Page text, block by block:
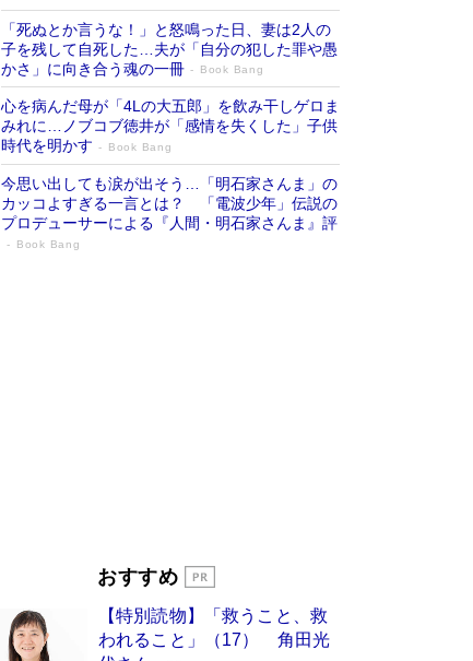
「死ぬとか言うな！」と怒鳴った日、妻は2人の
子を残して自死した…夫が「自分の犯した罪や愚
かさ」に向き合う魂の一冊
Book Bang
心を病んだ母が「4Lの大五郎」を飲み干しゲロま
みれに…ノブコブ徳井が「感情を失くした」子供
時代を明かす
Book Bang
今思い出しても涙が出そう…「明石家さんま」の
カッコよすぎる一言とは？ 「電波少年」伝説の
プロデューサーによる『人間・明石家さんま』評
Book Bang
転 上司の“意外な一言”から生まれた「雑談のテ
皇室はなぜ世界から尊敬されているのか？ 「天
皇陛下はお元気でおられるか」がサウジ国王の第
おすすめ
【特別読物】「救うこと、救
われること」（17） 角田光